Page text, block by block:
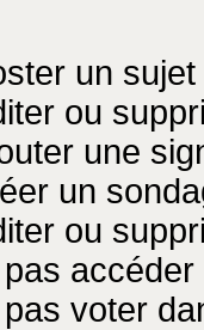
un
ou
une
un
ou
voter